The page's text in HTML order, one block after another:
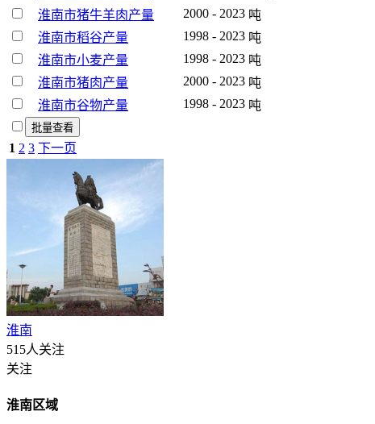
淮南市猪牛羊肉产量
2000 - 2023 吨
淮南市稻谷产量
1998 - 2023 吨
淮南市小麦产量
1998 - 2023 吨
淮南市猪肉产量
2000 - 2023 吨
淮南市谷物产量
1998 - 2023 吨
批量查看
1 2 3 下一页
淮南
515人关注
关注
淮南区域